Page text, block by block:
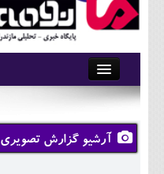
آرشیو
تماس با ما
وبلاگ
آرشیو گزارش تصویری